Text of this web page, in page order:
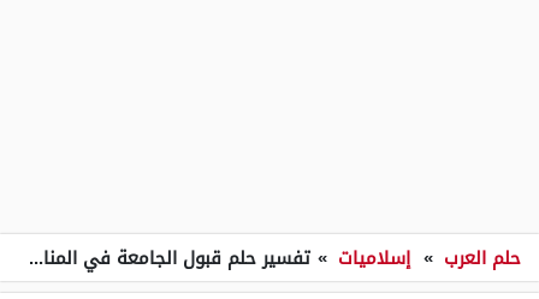
حلم العرب » إسلاميات » تفسير حلم قبول الجامعة في المنام لابن سيرين